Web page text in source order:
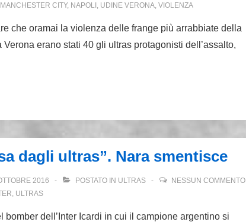
MANCHESTER CITY, NAPOLI , UDINE VERONA, VIOLENZA
che oramai la violenza delle frange più arrabbiate della
erano stati 40 gli ultras protagonisti dell’assalto,
dagli ultras”. Nara smentisce
2016 POSTATO IN ULTRAS
NESSUN COMMENTO
, ULTRAS
dell’Inter Icardi in cui il campione argentino si